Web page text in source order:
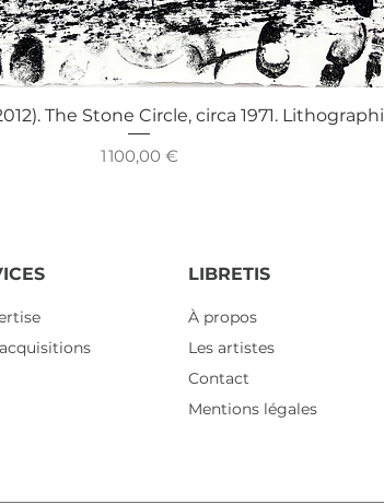
Aperçu rapide
The Stone Circle, circa 1971.
Prix
1 100,00 €
LIBRETIS
À propos
Les artistes
Contact
Mentions légales